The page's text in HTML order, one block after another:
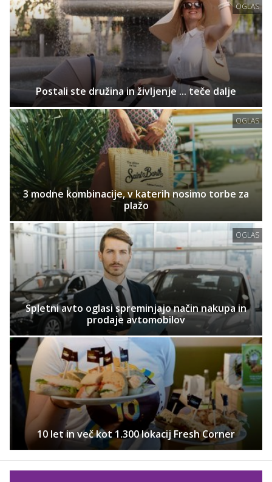
OGLAS
Postali ste družina in življenje ... teče dalje
OGLAS
3 modne kombinacije, v katerih nosimo torbe za
plažo
OGLAS
Spletni avto oglasi spreminjajo način nakupa in
prodaje avtomobilov
10 let in več kot 1.300 lokacij Fresh Corner